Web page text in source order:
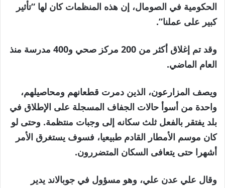
الحكومية في الصومال، إن هذه المنظمات كان لها “تأثير
كبير على عملنا”.
وقد تم إغلاق أكثر من 200 مركز صحي و400 مدرسة منذ
العام الماضي.
ويصف المزارعون، الذين دمرت قطعانهم ومحاصيلهم،
واحدة من أسوأ حالات الجفاف المسجلة على الإطلاق في
بلد يفتقر بالفعل ثلث سكانه إلى وجبات منتظمة. وحتى لو
كان موسم الأمطار القادم طبيعيا، فسوف يستغرق الأمر
أشهرا حتى يتعافى السكان المتضررون.
وقال علي عدن علي، وهو مسؤول في جوبالاند يدير